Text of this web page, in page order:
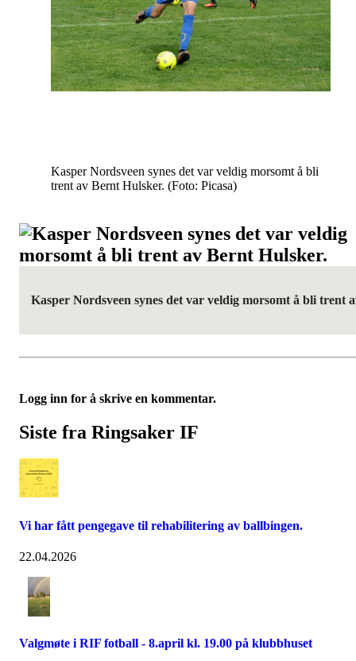
Kasper Nordsveen synes det var veldig morsomt å bli
trent av Bernt Hulsker. (Foto: Picasa)
Kasper Nordsveen synes det var veldig morsomt å bli trent
Logg inn for å skrive en kommentar.
Siste fra Ringsaker IF
Vi har fått pengegave til rehabilitering av ballbingen.
22.04.2026
Valgmøte i RIF fotball - 8.april kl. 19.00 på klubbhuset